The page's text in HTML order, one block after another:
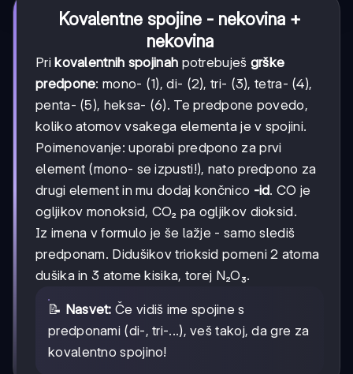
Kovalentne spojine - nekovina +
nekovina
Prikovalentnih spojinah potrebuješ grške
predpone: mono- (1), di- (2), tri- (3), tetra- (4),
penta- (5), heksa- (6). Te predpone povedo,
koliko atomov vsakega elementa je v spojini.
Poimenovanje: uporabi predpono za prvi
element (mono- se izpusti!), nato predpono za
drugi element in mu dodaj končnico -id. CO je
ogljikov monoksid, CO₂ pa ogljikov dioksid.
Iz imena v formulo je še lažje - samo slediš
predponam. Didušikov trioksid pomeni 2 atoma
dušika in 3 atome kisika, torej N₂O₃.
📝 Nasvet: Če vidiš ime spojine s
predponami (di-, tri-...), veš takoj, da gre za
kovalentno spojino!